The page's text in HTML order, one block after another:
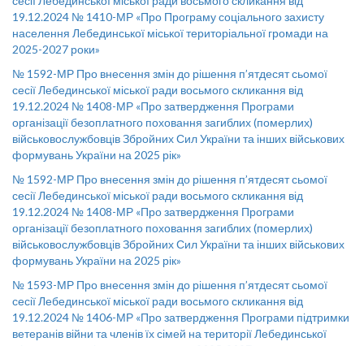
19.12.2024 № 1410-МР «Про Програму соціального захисту
населення Лебединської міської територіальної громади на
2025-2027 роки»
№ 1592-МР Про внесення змін до рішення п’ятдесят сьомої
сесії Лебединської міської ради восьмого скликання від
19.12.2024 № 1408-МР «Про затвердження Програми
організації безоплатного поховання загиблих (померлих)
військовослужбовців Збройних Сил України та інших військових
формувань України на 2025 рік»
№ 1592-МР Про внесення змін до рішення п’ятдесят сьомої
сесії Лебединської міської ради восьмого скликання від
19.12.2024 № 1408-МР «Про затвердження Програми
організації безоплатного поховання загиблих (померлих)
військовослужбовців Збройних Сил України та інших військових
формувань України на 2025 рік»
№ 1593-МР Про внесення змін до рішення п’ятдесят сьомої
сесії Лебединської міської ради восьмого скликання від
19.12.2024 № 1406-МР «Про затвердження Програми підтримки
ветеранів війни та членів їх сімей на території Лебединської